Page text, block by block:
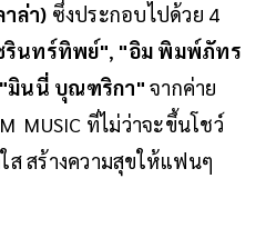
ล่า) ซึ่งประกอบไปด้วย 4
รินทร์ทิพย์", "อิม พิมพ์ภัทร
"มินนี่ บุณฑริกา" จากค่าย
MUSIC ที่ไม่ว่าจะขึ้นโชว์
ส สร้างความสุขให้แฟนๆ